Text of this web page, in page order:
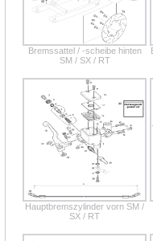
Bremssattel / -scheibe hinten
SM / SX / RT
Hauptbremszylinder vorn SM /
SX / RT